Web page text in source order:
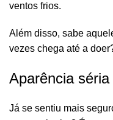
ventos frios.
Além disso, sabe
vezes chega até a
Aparência
Já se sentiu mais